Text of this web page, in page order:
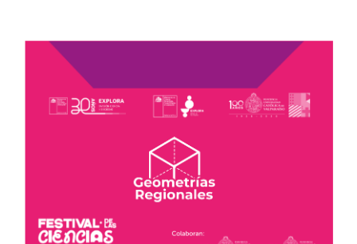
Estudiantes
Académicos
Funcionarios